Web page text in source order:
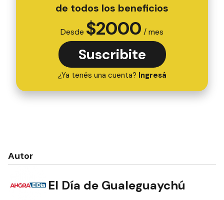
de todos los beneficios
Desde $2000 / mes
Suscribite
¿Ya tenés una cuenta? Ingresá
Autor
El Día de Gualeguaychú